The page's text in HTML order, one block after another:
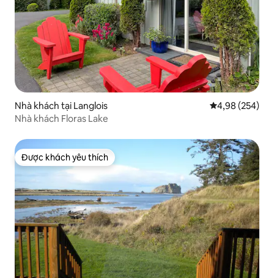
Nhà khách tại Langlois Xếp hạng
4,98 (254)
Nhà khách Floras Lake
Được khách yêu thích
Được khách yêu thích